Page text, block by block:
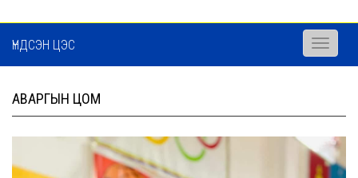
ҮНДСЭН ЦЭС
Toggle
АВАРГЫН ЦОМ